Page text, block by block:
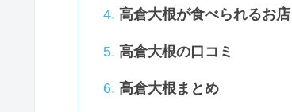
高倉大根が食べられるお店
高倉大根の口コミ
高倉大根まとめ